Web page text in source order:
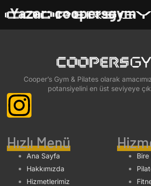
Yazar:coopersgym
Cooper’s Gym & Pilates olarak
potansiyelini en üst seviyeye
Hızlı Menü
Ana Sayfa
Hakkımızda
Hizmetlerimiz